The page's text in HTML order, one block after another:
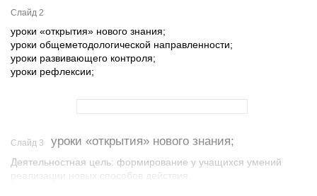
Слайд 2
уроки «открытия» нового знания;
уроки общеметодологической направленности;
уроки развивающего контроля;
уроки рефлексии;
Слайд 3 уроки «открытия» нового знания;
Деятельностная цель: формирование у учащихся умений
реализации новых способов действия.